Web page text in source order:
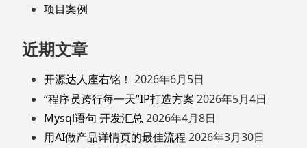
项目案例
近期文章
开源达人座右铭！ 2026年6月5日
“程序员跨行每一天”IP打造方案 2026年5月4日
Mysql语句 开发汇总 2026年4月8日
用AI做产品详情页的最佳流程 2026年3月30日